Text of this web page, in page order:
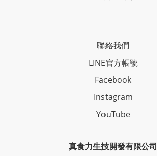
聯絡我們
LINE官方帳號
Facebook
Instagram
YouTube
真食力生技開發有限公司